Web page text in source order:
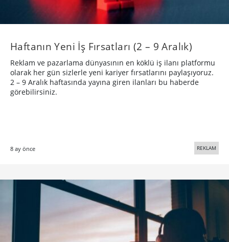
Haftanın Yeni İş Fırsatları (2 – 9 Aralık)
Reklam ve pazarlama dünyasının en köklü iş ilanı platformu
olarak her gün sizlerle yeni kariyer fırsatlarını paylaşıyoruz.
2 – 9 Aralık haftasında yayına giren ilanları bu haberde
görebilirsiniz.
8 ay önce REKLAM